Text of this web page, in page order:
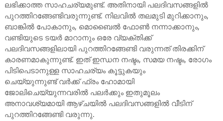
ലഭിക്കാത്ത സാഹചര്യമുണ്ട്. അതിനായി പലദിവസങ്ങളിൽ
പുറത്തിറങ്ങേണ്ടിവരുന്നുണ്ട്. നിലവിൽ തലമുടി മുറിക്കാനും,
ബാങ്കിൽ പോകാനും, മൊബൈൽ ഫോൺ നന്നാക്കാനും,
വണ്ടിയുടെ ടയർ മാറാനും ഒരേ വ്യക്തിക്ക്
പലദിവസങ്ങളിലായി പുറത്തിറങ്ങേണ്ടി വരുന്നത് തിരക്കിന്
കാരണമാകുന്നുണ്ട്. ഇത് ഇന്ധന നഷ്ടം, സമയ നഷ്ടം, രോഗം
പിടിപെടാനുള്ള സാഹചര്യം കൂട്ടുകയും
ചെയ്യുന്നുണ്ട് വർക്ക് ഫ്രം ഹോമായി
ജോലിചെയ്യുന്നവരിൽ പലർക്കും ഇതുമൂലം
അനാവശ്യമായി ആഴ്ചയിൽ പലദിവസങ്ങളിൽ വീടിന്
പുറത്തിറങ്ങേണ്ടി വരുന്നു.